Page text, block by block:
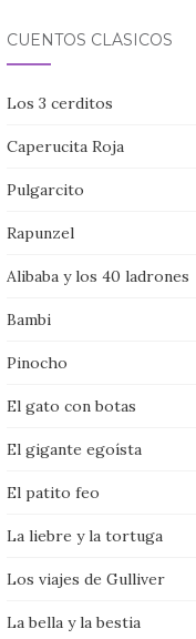
CUENTOS CLÁSICOS
Los 3 cerditos
Caperucita Roja
Pulgarcito
Rapunzel
Alibaba y los 40 ladrones
Bambi
Pinocho
El gato con botas
El gigante egoísta
El patito feo
La liebre y la tortuga
Los viajes de Gulliver
La bella y la bestia